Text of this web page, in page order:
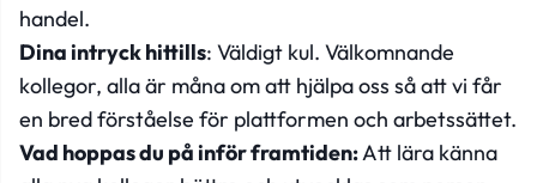
handel.
Dina intryck hittills: Väldigt kul. Välkomnande
kollegor, alla är måna om att hjälpa oss så att vi får
en bred förståelse för plattformen och arbetssättet.
Vad hoppas du på inför framtiden:Att lära känna